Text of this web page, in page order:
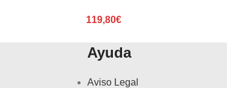
119,80€
Ayuda
Aviso Legal